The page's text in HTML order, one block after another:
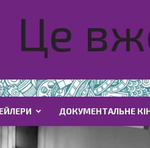
Це
ДОКУМЕНТАЛЬНЕ